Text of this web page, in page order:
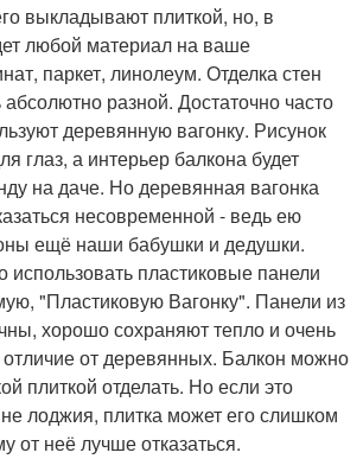
выкладывают плиткой, но, в
любой материал на ваше
паркет, линолеум. Отделка стен
разной. Достаточно часто
деревянную вагонку. Рисунок
глаз, а интерьер балкона будет
на даче. Но деревянная вагонка
несовременной - ведь ею
ещё наши бабушки и дедушки.
пластиковые панели
"Пластиковую Вагонку". Панели из
хорошо сохраняют тепло и очень
от деревянных. Балкон можно
плиткой отделать. Но если это
лоджия, плитка может его слишком
от неё лучше отказаться.